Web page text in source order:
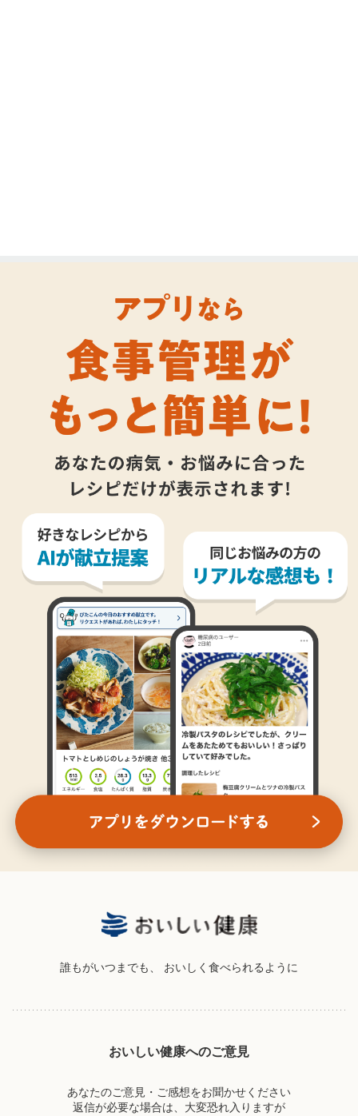
誰もがいつまでも、 おいしく食べられるように
おいしい健康へのご意見
あなたのご意見・ご感想をお聞かせください
返信が必要な場合は、大変恐れ入りますが